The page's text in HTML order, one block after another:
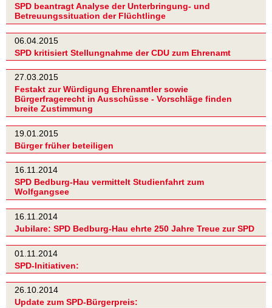
SPD beantragt Analyse der Unterbringung- und
Betreuungssituation der Flüchtlinge
06.04.2015
SPD kritisiert Stellungnahme der CDU zum Ehrenamt
27.03.2015
Festakt zur Würdigung Ehrenamtler sowie
Bürgerfragerecht in Ausschüsse - Vorschläge finden
breite Zustimmung
19.01.2015
Bürger früher beteiligen
16.11.2014
SPD Bedburg-Hau vermittelt Studienfahrt zum
Wolfgangsee
16.11.2014
Jubilare: SPD Bedburg-Hau ehrte 250 Jahre Treue zur SPD
01.11.2014
SPD-Initiativen:
26.10.2014
Update zum SPD-Bürgerpreis: